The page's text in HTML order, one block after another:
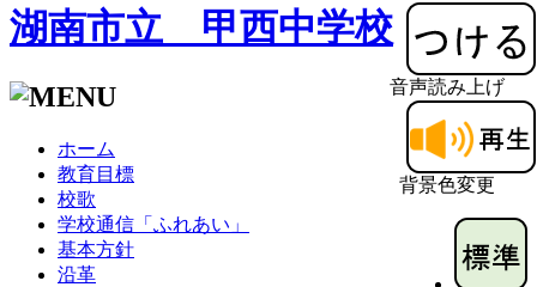
音声読み上げ
背景色変更
湖南市立 甲西中学校
ホーム
教育目標
校歌
学校通信「ふれあい」
基本方針
沿革